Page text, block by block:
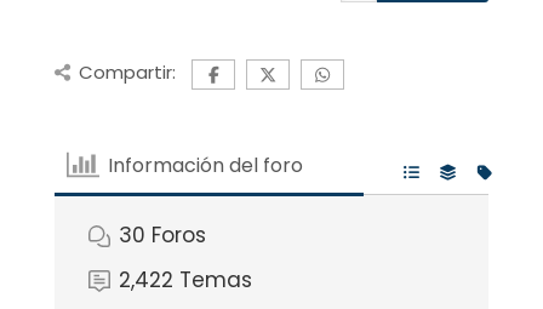
Compartir:
Información del foro
30 Foros
2,422 Temas